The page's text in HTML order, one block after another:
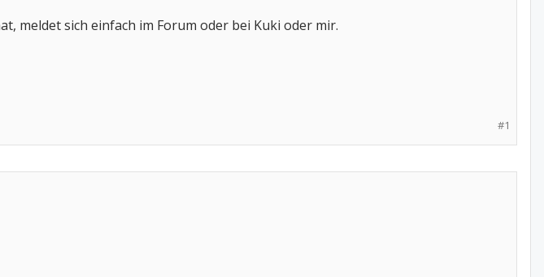
meldet sich einfach im Forum oder bei Kuki oder mir.
#1